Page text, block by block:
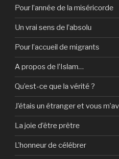
Pour l’année de la miséricorde
Un vrai sens de l’absolu
Pour l’accueil de migrants
A propos de l’Islam…
Qu’est-ce que la vérité ?
J’étais un étranger et vous
La joie d’être prêtre
L’honneur de célébrer